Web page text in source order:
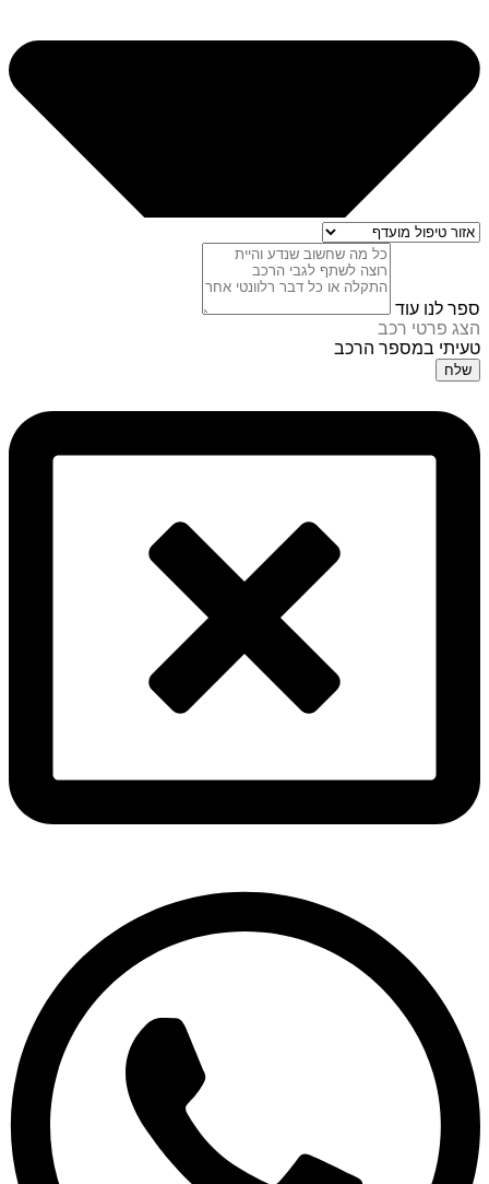
ספר לנו עוד
הצג פרטי רכב
טעיתי במספר הרכב
שלח